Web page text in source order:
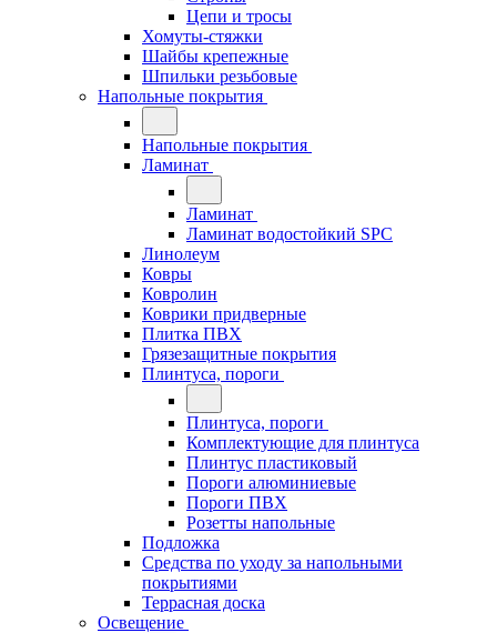
Цепи и тросы
Хомуты-стяжки
Шайбы крепежные
Шпильки резьбовые
Напольные покрытия
Напольные покрытия
Ламинат
Ламинат
Ламинат водостойкий SPC
Линолеум
Ковры
Ковролин
Коврики придверные
Плитка ПВХ
Грязезащитные покрытия
Плинтуса, пороги
Плинтуса, пороги
Комплектующие для плинтуса
Плинтус пластиковый
Пороги алюминиевые
Пороги ПВХ
Розетты напольные
Подложка
Средства по уходу за напольными
покрытиями
Террасная доска
Освещение